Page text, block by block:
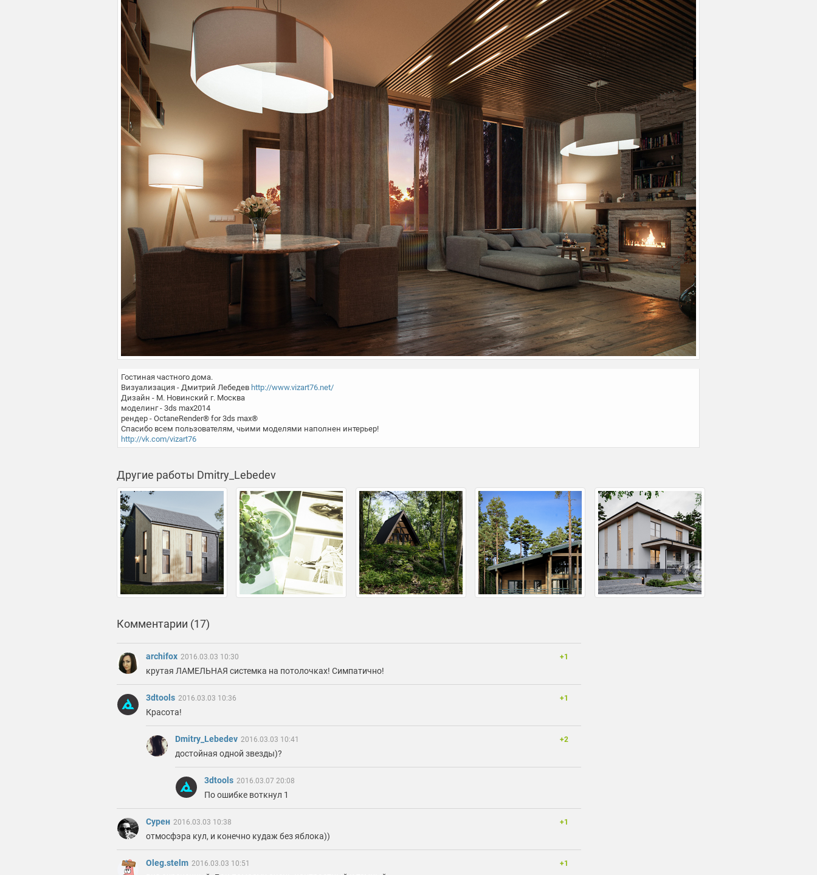
Гостиная частного дома.
Визуализация - Дмитрий Лебедев http://www.vizart76.net/
Дизайн - М. Новинский г. Москва
моделинг - 3ds max2014
рендер - OctaneRender® for 3ds max®
http://vk.com/vizart76
Другие работы Dmitry_Lebedev
Комментарии (17)
+1
archifox 2016.03.03 10:30
крутая ЛАМЕЛЬНАЯ системка на потолочках! Симпатично!
+1
3dtools 2016.03.03 10:36
Красота!
+2
Dmitry_Lebedev 2016.03.03 10:41
достойная одной звезды)?
3dtools 2016.03.07 20:08
По ошибке воткнул 1
+1
Сурен 2016.03.03 10:38
отмосфэра кул, и конечно кудаж без яблока))
+1
Oleg.stelm 2016.03.03 10:51